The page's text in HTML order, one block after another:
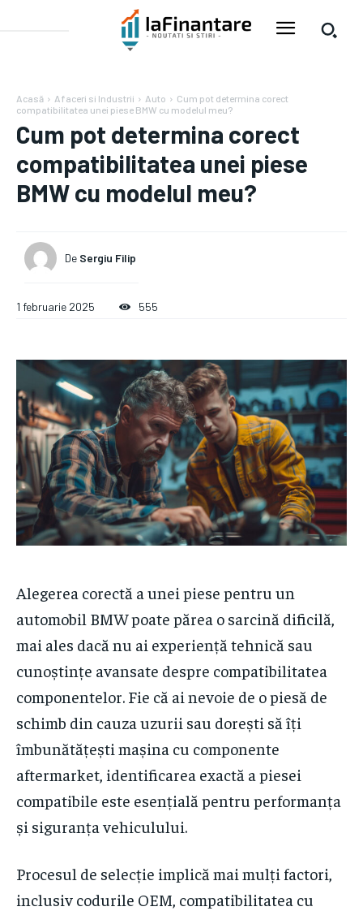
Acasă Afaceri si Industrii Auto
Cum pot determina corect
compatibilitatea unei piese BMW cu modelul meu?
Cum pot determina corect
compatibilitatea unei piese
BMW cu modelul meu?
De Sergiu Filip
1 februarie 2025 555
Alegerea corectă a unei piese pentru un
automobil BMW poate părea o sarcină dificilă,
mai ales dacă nu ai experiență tehnică sau
cunoștințe avansate despre compatibilitatea
componentelor. Fie că ai nevoie de o piesă de
schimb din cauza uzurii sau dorești să îți
îmbunătățești mașina cu componente
aftermarket, identificarea exactă a piesei
compatibile este esențială pentru performanța
și siguranța vehiculului.
Procesul de selecție implică mai mulți factori,
inclusiv codurile OEM, compatibilitatea cu